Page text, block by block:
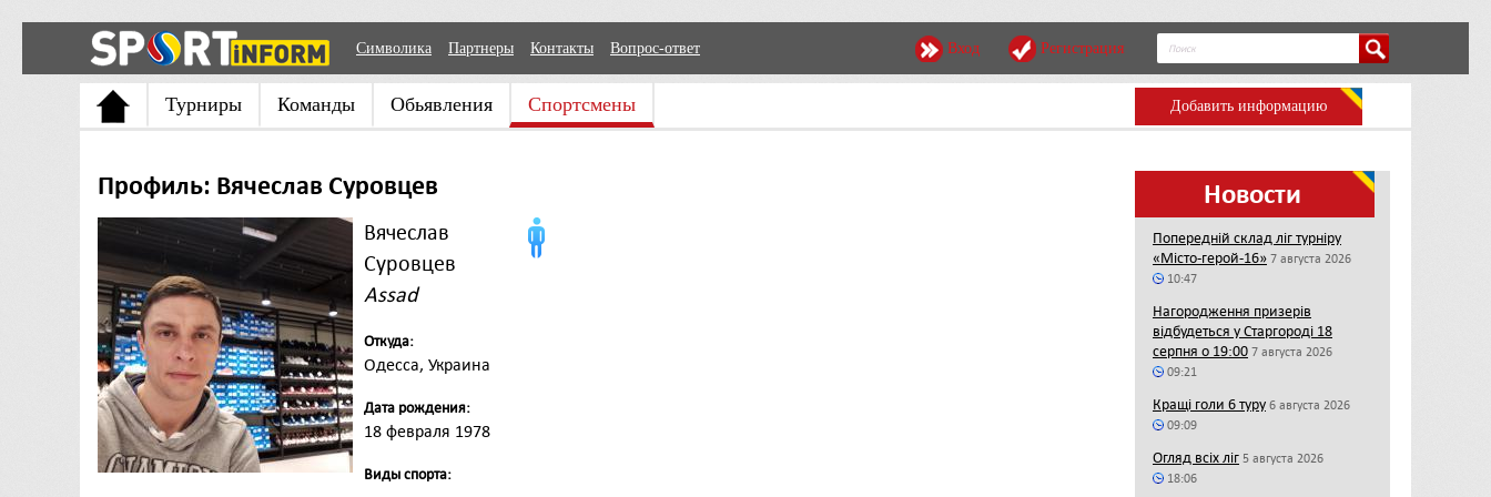
Символика Партнеры Контакты Вопрос-ответ Вход Регистрация
Турниры Команды Обьявления Спортсмены Добавить информацию
Профиль: Вячеслав Суровцев
Вячеслав
Суровцев
Assad
Откуда:
Одесса, Украина
Дата рождения:
18 февраля 1978
Виды спорта:
Новости
Попередній склад ліг турніру
«Місто-герой-16» 7 августа 2026
10:47
Нагородження призерів
відбудеться у Старгороді 18
серпня о 19:00 7 августа 2026
09:21
Кращі голи 6 туру 6 августа 2026
09:09
Огляд всіх ліг 5 августа 2026
18:06